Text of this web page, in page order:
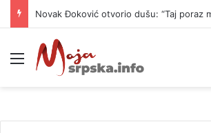
Novak Đoković otvorio dušu: “Taj poraz
Meni